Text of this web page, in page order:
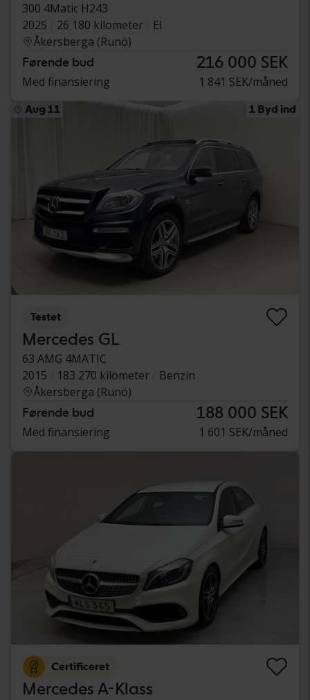
300 4Matic H243
2025
26 180 kilometer
El
Åkersberga (Runö)
Førende bud 216 000 SEK
Med finansiering 1 841 SEK/måned
Aug 11 1 Byd ind
Testet
Mercedes GL
63 AMG 4MATIC
2015
183 270 kilometer
Benzin
Åkersberga (Runö)
Førende bud 188 000 SEK
Med finansiering 1 601 SEK/måned
Certificeret
Mercedes A-Klass